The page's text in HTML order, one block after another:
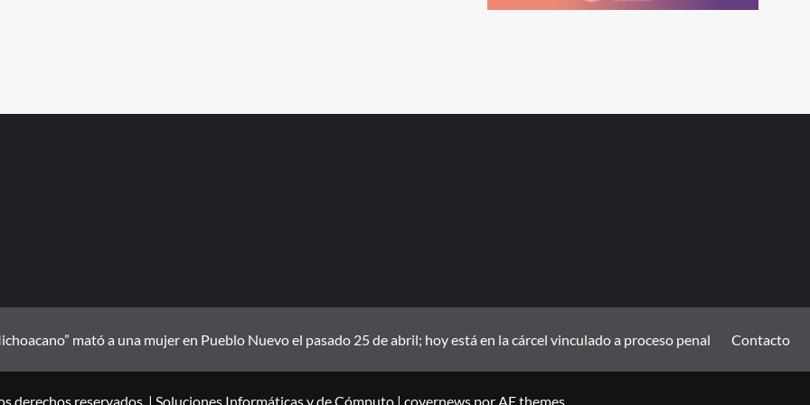
mató a una mujer en Pueblo Nuevo el pasado 25 de abril; hoy está en la cárcel vinculado a proceso penal Contacto
derechos reservados. | Soluciones Informáticas y de Cómputo | covernewspor AF themes.